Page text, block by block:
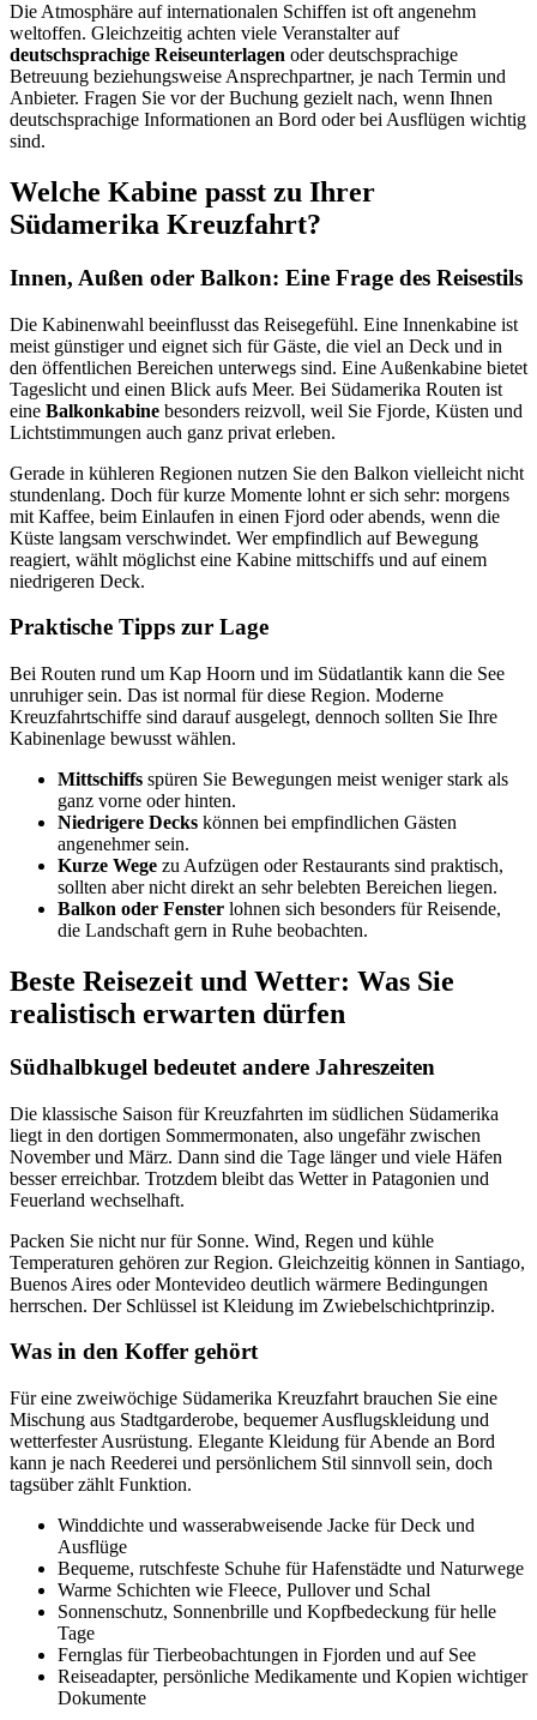
Die Atmosphäre auf internationalen Schiffen ist oft angenehm
weltoffen. Gleichzeitig achten viele Veranstalter auf
deutschsprachige Reiseunterlagen oder deutschsprachige
Betreuung beziehungsweise Ansprechpartner, je nach Termin und
Anbieter. Fragen Sie vor der Buchung gezielt nach, wenn Ihnen
deutschsprachige Informationen an Bord oder bei Ausflügen wichtig
sind.
Welche Kabine passt zu Ihrer
Südamerika Kreuzfahrt?
Innen, Außen oder Balkon: Eine Frage des Reisestils
Die Kabinenwahl beeinflusst das Reisegefühl. Eine Innenkabine ist
meist günstiger und eignet sich für Gäste, die viel an Deck und in
den öffentlichen Bereichen unterwegs sind. Eine Außenkabine bietet
Tageslicht und einen Blick aufs Meer. Bei Südamerika Routen ist
eine Balkonkabine besonders reizvoll, weil Sie Fjorde, Küsten und
Lichtstimmungen auch ganz privat erleben.
Gerade in kühleren Regionen nutzen Sie den Balkon vielleicht nicht
stundenlang. Doch für kurze Momente lohnt er sich sehr: morgens
mit Kaffee, beim Einlaufen in einen Fjord oder abends, wenn die
Küste langsam verschwindet. Wer empfindlich auf Bewegung
reagiert, wählt möglichst eine Kabine mittschiffs und auf einem
niedrigeren Deck.
Praktische Tipps zur Lage
Bei Routen rund um Kap Hoorn und im Südatlantik kann die See
unruhiger sein. Das ist normal für diese Region. Moderne
Kreuzfahrtschiffe sind darauf ausgelegt, dennoch sollten Sie Ihre
Kabinenlage bewusst wählen.
Mittschiffs spüren Sie Bewegungen meist weniger stark als
ganz vorne oder hinten.
Niedrigere Decks können bei empfindlichen Gästen
angenehmer sein.
Kurze Wege zu Aufzügen oder Restaurants sind praktisch,
sollten aber nicht direkt an sehr belebten Bereichen liegen.
Balkon oder Fenster lohnen sich besonders für Reisende,
die Landschaft gern in Ruhe beobachten.
Beste Reisezeit und Wetter: Was Sie
realistisch erwarten dürfen
Südhalbkugel bedeutet andere Jahreszeiten
Die klassische Saison für Kreuzfahrten im südlichen Südamerika
liegt in den dortigen Sommermonaten, also ungefähr zwischen
November und März. Dann sind die Tage länger und viele Häfen
besser erreichbar. Trotzdem bleibt das Wetter in Patagonien und
Feuerland wechselhaft.
Packen Sie nicht nur für Sonne. Wind, Regen und kühle
Temperaturen gehören zur Region. Gleichzeitig können in Santiago,
Buenos Aires oder Montevideo deutlich wärmere Bedingungen
herrschen. Der Schlüssel ist Kleidung im Zwiebelschichtprinzip.
Was in den Koffer gehört
Für eine zweiwöchige Südamerika Kreuzfahrt brauchen Sie eine
Mischung aus Stadtgarderobe, bequemer Ausflugskleidung und
wetterfester Ausrüstung. Elegante Kleidung für Abende an Bord
kann je nach Reederei und persönlichem Stil sinnvoll sein, doch
tagsüber zählt Funktion.
Winddichte und wasserabweisende Jacke für Deck und
Ausflüge
Bequeme, rutschfeste Schuhe für Hafenstädte und Naturwege
Warme Schichten wie Fleece, Pullover und Schal
Sonnenschutz, Sonnenbrille und Kopfbedeckung für helle
Tage
Fernglas für Tierbeobachtungen in Fjorden und auf See
Reiseadapter, persönliche Medikamente und Kopien wichtiger
Dokumente